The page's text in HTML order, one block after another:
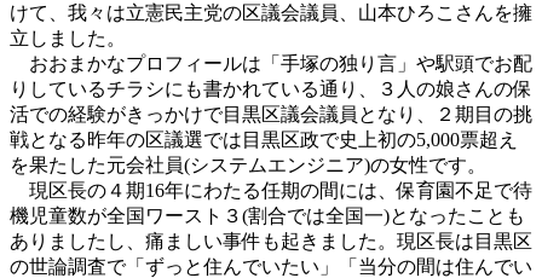
けて、我々は立憲民主党の区議会議員、山本ひろこさんを擁
立しました。
おおまかなプロフィールは「手塚の独り言」や駅頭でお配
りしているチラシにも書かれている通り、３人の娘さんの保
活での経験がきっかけで目黒区議会議員となり、２期目の挑
戦となる昨年の区議選では目黒区政で史上初の5,000票超え
を果たした元会社員(システムエンジニア)の女性です。
現区長の４期16年にわたる任期の間には、保育園不足で待
機児童数が全国ワースト３(割合では全国一)となったことも
ありましたし、痛ましい事件も起きました。現区長は目黒区
の世論調査で「ずっと住んでいたい」「当分の間は住んでい